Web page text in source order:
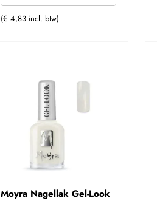
(€ 4,83 incl. btw)
Moyra Nagellak Gel-Look